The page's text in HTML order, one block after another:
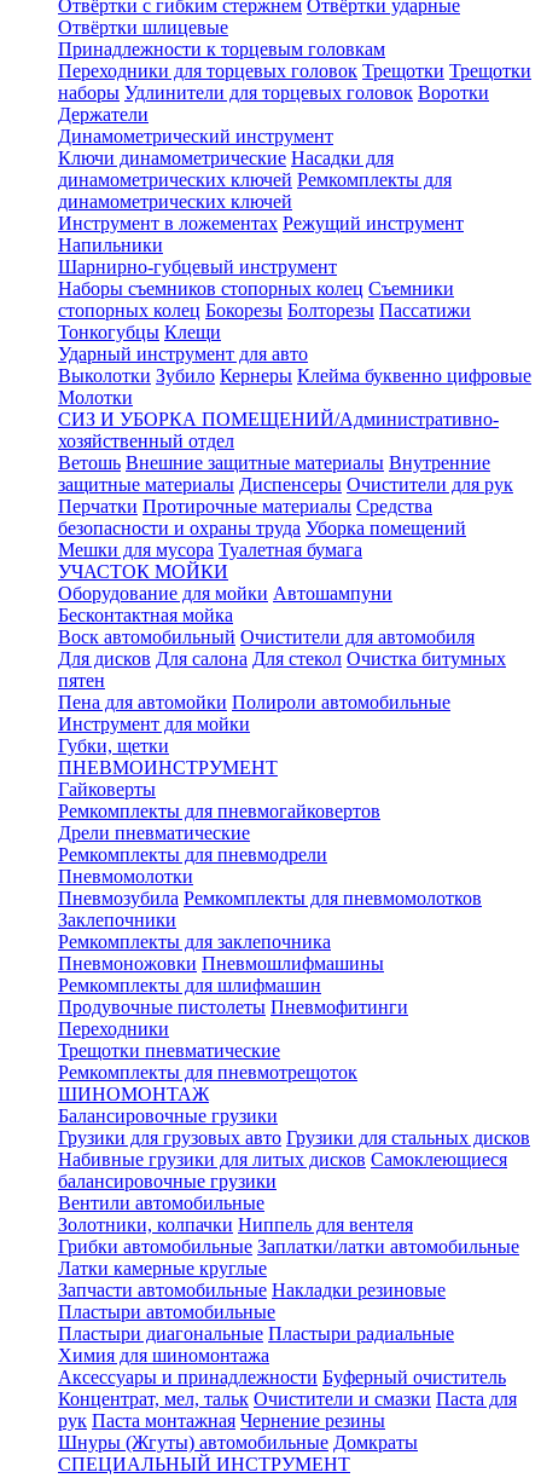
Отвёртки с гибким стержнем Отвёртки ударные
Отвёртки шлицевые
Принадлежности к торцевым головкам
Переходники для торцевых головок Трещотки Трещотки
наборы Удлинители для торцевых головок Воротки
Держатели
Динамометрический инструмент
Ключи динамометрические Насадки для
динамометрических ключей Ремкомплекты для
динамометрических ключей
Инструмент в ложементах Режущий инструмент
Напильники
Шарнирно-губцевый инструмент
Наборы съемников стопорных колец Съемники
стопорных колец Бокорезы Болторезы Пассатижи
Тонкогубцы Клещи
Ударный инструмент для авто
Выколотки Зубило Кернеры Клейма буквенно цифровые
Молотки
СИЗ И УБОРКА ПОМЕЩЕНИЙ/Административно-
хозяйственный отдел
Ветошь Внешние защитные материалы Внутренние
защитные материалы Диспенсеры Очистители для рук
Перчатки Протирочные материалы Средства
безопасности и охраны труда Уборка помещений
Мешки для мусора Туалетная бумага
УЧАСТОК МОЙКИ
Оборудование для мойки Автошампуни
Бесконтактная мойка
Воск автомобильный Очистители для автомобиля
Для дисков Для салона Для стекол Очистка битумных
пятен
Пена для автомойки Полироли автомобильные
Инструмент для мойки
Губки, щетки
ПНЕВМОИНСТРУМЕНТ
Гайковерты
Ремкомплекты для пневмогайковертов
Дрели пневматические
Ремкомплекты для пневмодрели
Пневмомолотки
Пневмозубила Ремкомплекты для пневмомолотков
Заклепочники
Ремкомплекты для заклепочника
Пневмоножовки Пневмошлифмашины
Ремкомплекты для шлифмашин
Продувочные пистолеты Пневмофитинги
Переходники
Трещотки пневматические
Ремкомплекты для пневмотрещоток
ШИНОМОНТАЖ
Балансировочные грузики
Грузики для грузовых авто Грузики для стальных дисков
Набивные грузики для литых дисков Самоклеющиеся
балансировочные грузики
Вентили автомобильные
Золотники, колпачки Ниппель для вентеля
Грибки автомобильные Заплатки/латки автомобильные
Латки камерные круглые
Запчасти автомобильные Накладки резиновые
Пластыри автомобильные
Пластыри диагональные Пластыри радиальные
Химия для шиномонтажа
Аксессуары и принадлежности Буферный очиститель
Концентрат, мел, тальк Очистители и смазки Паста для
рук Паста монтажная Чернение резины
Шнуры (Жгуты) автомобильные Домкраты
СПЕЦИАЛЬНЫЙ ИНСТРУМЕНТ